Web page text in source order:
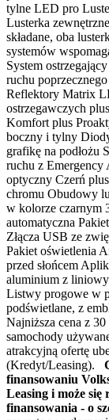
tylne LED pro
Lusterka
składane, oba
systemów
System
ruchu
Reflektory Matrix
ostrzegawczych
Komfort plus
boczny i tylny
grafikę na podłożu
ruchu z Emergency
optyczny Czerń
chromu Obudowy
w kolorze czarnym
automatyczna
Złącza USB ze
Pakiet oświetlenia
przed słońcem
aluminium z
Listwy progowe w
podświetlane, z
Najniższa cena z
samochody
atrakcyjną ofertę
(Kredyt/Leasing).
finansowaniu
Leasing i może
finansowania - o